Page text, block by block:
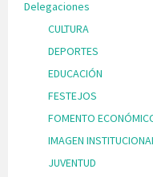
Delegaciones
CULTURA
DEPORTES
EDUCACIÓN
FESTEJOS
FOMENTO
IMAGEN
JUVENTUD